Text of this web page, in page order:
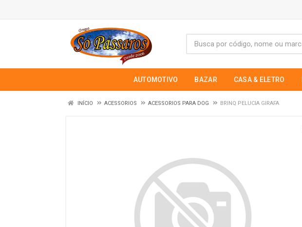
AUTOMOTIVO BAZAR CASA & ELETRO
INÍCIO ACESSORIOS ACESSORIOS PARA DOG BRINQ PELUCIA GIRAFA